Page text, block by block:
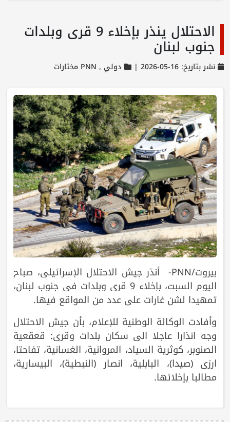
الاحتلال ينذر بإخلاء 9 قرى وبلدات
جنوب لبنان
نشر بتاريخ: 16-05-2026 | دولي , PNN مختارات
بيروت/PNN- أنذر جيش الاحتلال الإسرائيلي، صباح
اليوم السبت، بإخلاء 9 قرى وبلدات في جنوب لبنان،
تمهيدا لشن غارات على عدد من المواقع فيها.
وأفادت الوكالة الوطنية للإعلام، بأن جيش الاحتلال
وجه انذارا عاجلا الى سكان بلدات وقرى: قعقعية
الصنوبر، كوثرية السياد، المروانية، الغسانية، تفاحتا،
ارزي (صيدا)، البابلية، انصار (النبطية)، البيسارية،
مطالبا بإخلائها.